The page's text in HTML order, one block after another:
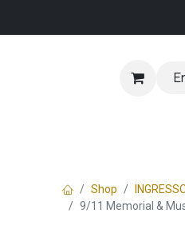
Shop
9/11 Memorial &